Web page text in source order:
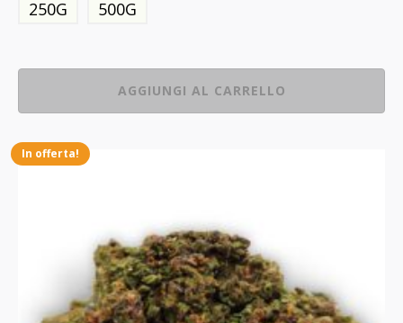
250G
500G
AGGIUNGI AL CARRELLO
In offerta!